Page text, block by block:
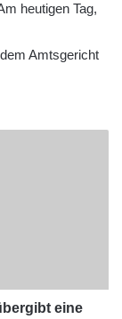
heutigen Tag,
Amtsgericht
eine